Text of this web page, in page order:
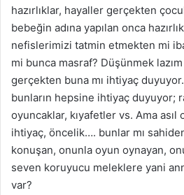
hazırlıklar, hayaller gerçekten
bebeğin adına yapılan onca
nefislerimizi tatmin etmekten mi
mi bunca masraf? Düşünmek
gerçekten buna mı ihtiyaç
bunların hepsine ihtiyaç duyuyor;
oyuncaklar, kıyafetler vs. Ama asıl
ihtiyaç, öncelik…. bunlar mı
konuşan, onunla oyun oynayan,
seven koruyucu meleklere yani
var?